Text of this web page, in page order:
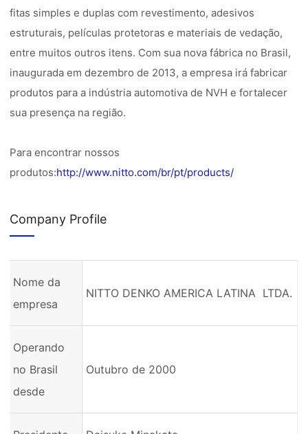
fitas simples e duplas com revestimento, adesivos
estruturais, películas protetoras e materiais de vedação,
entre muitos outros itens. Com sua nova fábrica no Brasil,
inaugurada em dezembro de 2013, a empresa irá fabricar
produtos para a indústria automotiva de NVH e fortalecer
sua presença na região.
Para encontrar nossos
produtos:http://www.nitto.com/br/pt/products/
Company Profile
Nome da
empresa
NITTO DENKO AMERICA LATINA LTDA.
Operando
no Brasil
desde
Outubro de 2000